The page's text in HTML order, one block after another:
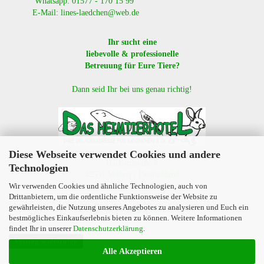
Diese Webseite verwendet Cookies und andere
Technologien
Wir verwenden Cookies und ähnliche Technologien, auch von
Drittanbietern, um die ordentliche Funktionsweise der Website zu
gewährleisten, die Nutzung unseres Angebotes zu analysieren und Euch ein
bestmögliches Einkaufserlebnis bieten zu können. Weitere Informationen
findet Ihr in unsererDatenschutzerklärung.
Alle Akzeptieren
E-Mail: lines-laedchen@web.de
Ihr sucht eine
liebevolle & professionelle
Betreuung für Eure Tiere?
Dann seid Ihr bei uns genau richtig!
Whatsapp: 01577 - 170 15 99
E-Mail: lines-laedchen@web.de
Vertrag widerrufen